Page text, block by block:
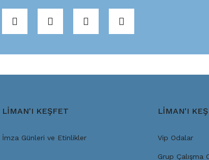
LİMAN'I KEŞFET
İmza Günleri ve Etinlikler
LİMAN'I
Vip Odalar
Grup Çalışma